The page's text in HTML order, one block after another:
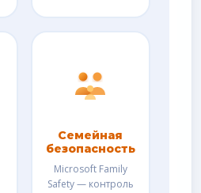
Семейная
безопасность
Microsoft Family
Safety — контроль